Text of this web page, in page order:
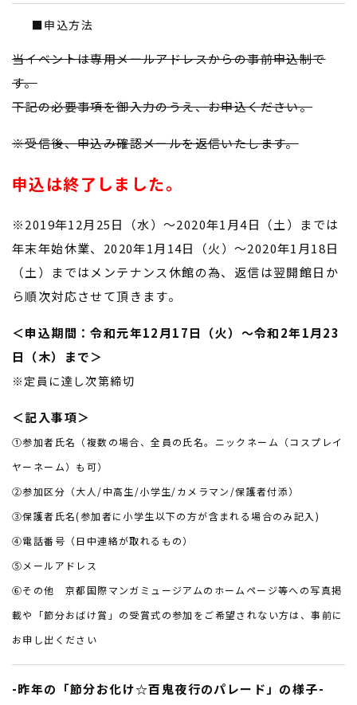
■申込方法
当イベントは専用メールアドレスからの事前申込制で
す。
下記の必要事項を御入力のうえ、お申込ください。
※受信後、申込み確認メールを返信いたします。
申込は終了しました。
※2019年12月25日（水）～2020年1月4日（土）までは
年末年始休業、2020年1月14日（火）～2020年1月18日
（土）まではメンテナンス休館の為、返信は翌開館日か
ら順次対応させて頂きます。
＜申込期間：令和元年12月17日（火）～令和2年1月23
日（木）まで＞
※定員に達し次第締切
＜記入事項＞
①参加者氏名（複数の場合、全員の氏名。ニックネーム（コスプレイ
ヤーネーム）も可）
②参加区分（大人/中高生/小学生/カメラマン/保護者付添）
③保護者氏名(参加者に小学生以下の方が含まれる場合のみ記入)
④電話番号（日中連絡が取れるもの）
⑤メールアドレス
⑥その他 京都国際マンガミュージアムのホームページ等への写真掲
載や「節分おばけ賞」の受賞式の参加をご希望されない方は、事前に
お申し出ください
-昨年の「節分お化け☆百鬼夜行のパレード」の様子-